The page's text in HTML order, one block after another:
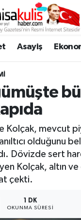
Asayiş
Kolçak, mevcut
olduğunu
Dövizde sert
Kolçak, altın ve
çekti.
1 DK
OKUNMA SÜRESI
Durumu
Yoğunluk
Durumu ve Fikstür